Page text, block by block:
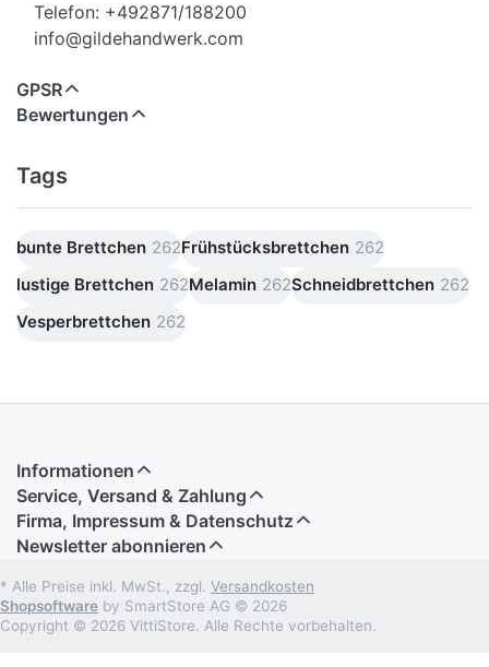
Telefon: +492871/188200
info@gildehandwerk.com
GPSR
Bewertungen
Tags
bunte Brettchen 262Frühstücksbrettchen 262
lustige Brettchen 262Melamin 262Schneidbrettchen 262
Vesperbrettchen 262
Informationen
Service, Versand & Zahlung
Firma, Impressum & Datenschutz
Newsletter abonnieren
* Alle Preise inkl. MwSt., zzgl. Versandkosten
Shopsoftware by SmartStore AG © 2026
Copyright © 2026 VittiStore. Alle Rechte vorbehalten.